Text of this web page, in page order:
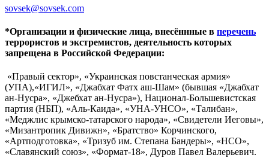
sovsek@sovsek.com
*Организации и физические лица, внесённные в перечень
террористов и экстремистов, деятельность которых
запрещена в Российской Федерации:
«Правый сектор», «Украинская повстанческая армия»
(УПА),«ИГИЛ», «Джабхат Фатх аш-Шам» (бывшая «Джабхат
ан-Нусра», «Джебхат ан-Нусра»), Национал-Большевистская
партия (НБП), «Аль-Каида», «УНА-УНСО», «Талибан»,
«Меджлис крымско-татарского народа», «Свидетели Иеговы»,
«Мизантропик Дивижн», «Братство» Корчинского,
«Артподготовка», «Тризуб им. Степана Бандеры», «НСО»,
«Славянский союз», «Формат-18», Дуров Павел Валерьевич.